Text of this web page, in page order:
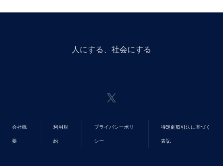
人にGiveする、社会にGiveする
会社概
要
利用規
約
プライバシーポリ
シー
特定商取引法に基づく
表記